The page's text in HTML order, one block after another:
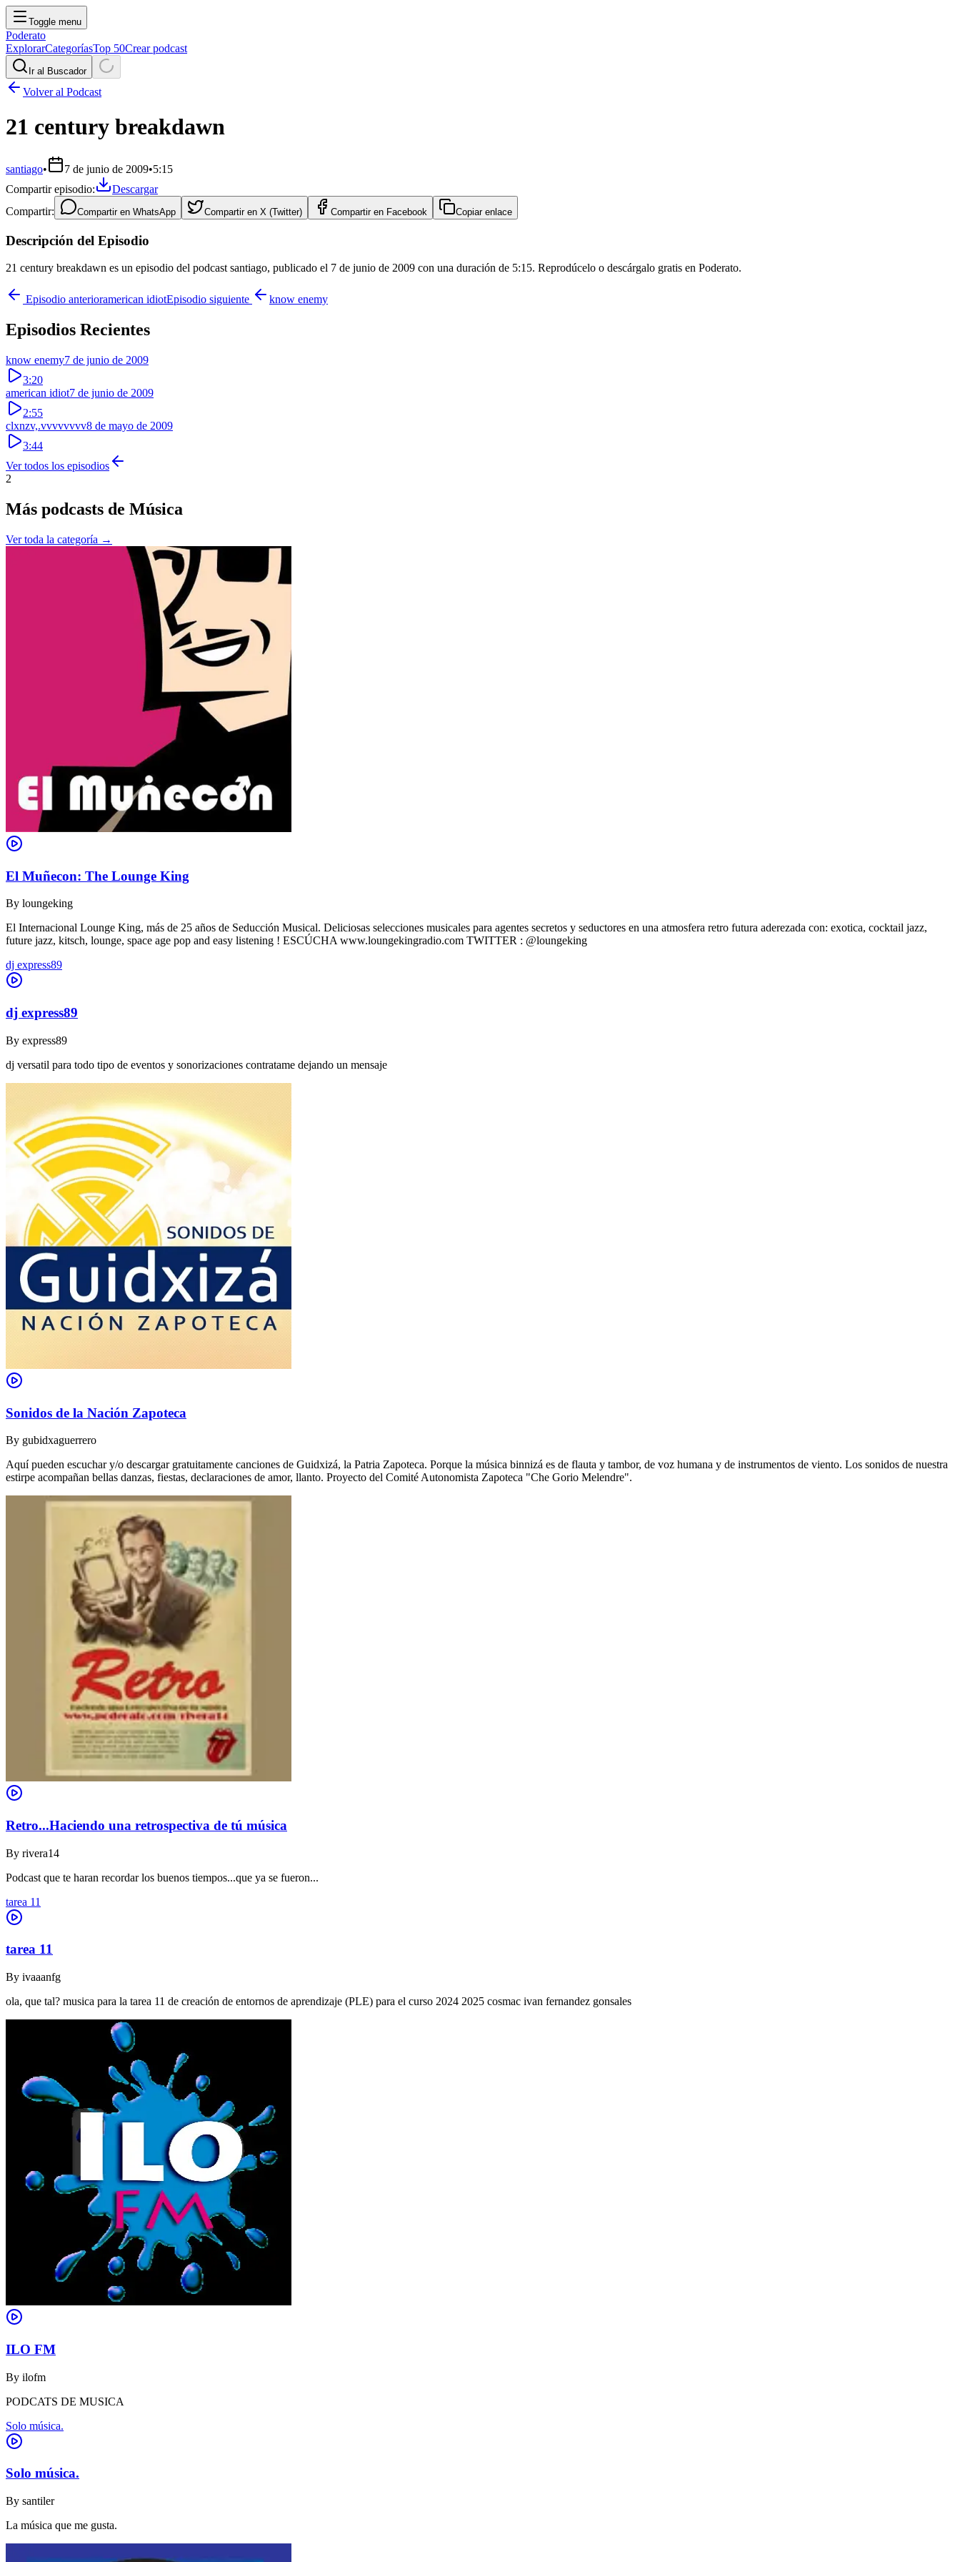
Toggle menu
Poderato
ExplorarCategoríasTop 50Crear podcast
Ir al Buscador
Volver al Podcast
21 century breakdawn
santiago• 7 de junio de 2009•5:15
Compartir episodio:
Descargar
Compartir:
Compartir en WhatsApp Compartir en X (Twitter) Compartir en Facebook Copiar enlace
Descripción del Episodio
21 century breakdawn es un episodio del podcast santiago, publicado el 7 de junio de 2009 con una duración de 5:15. Reprodúcelo o descárgalo gratis en Poderato.
Episodio anterioramerican idiotEpisodio siguiente know enemy
Episodios Recientes
know enemy7 de junio de 2009
3:20
american idiot7 de junio de 2009
2:55
clxnzv,.vvvvvvvv8 de mayo de 2009
3:44
Ver todos los episodios
2
Más podcasts de Música
Ver toda la categoría →
El Muñecon: The Lounge King
By loungeking
El Internacional Lounge King, más de 25 años de Seducción Musical. Deliciosas selecciones musicales para agentes secretos y seductores en una atmosfera retro futura aderezada con: exotica, cocktail jazz,
future jazz, kitsch, lounge, space age pop and easy listening ! ESCÚCHA www.loungekingradio.com TWITTER : @loungeking
dj express89
dj express89
By express89
dj versatil para todo tipo de eventos y sonorizaciones contratame dejando un mensaje
Sonidos de la Nación Zapoteca
By gubidxaguerrero
Aquí pueden escuchar y/o descargar gratuitamente canciones de Guidxizá, la Patria Zapoteca. Porque la música binnizá es de flauta y tambor, de voz humana y de instrumentos de viento. Los sonidos de nuestra
estirpe acompañan bellas danzas, fiestas, declaraciones de amor, llanto. Proyecto del Comité Autonomista Zapoteca "Che Gorio Melendre".
Retro...Haciendo una retrospectiva de tú música
By rivera14
Podcast que te haran recordar los buenos tiempos...que ya se fueron...
tarea 11
tarea 11
By ivaaanfg
ola, que tal? musica para la tarea 11 de creación de entornos de aprendizaje (PLE) para el curso 2024 2025 cosmac ivan fernandez gonsales
ILO FM
By ilofm
PODCATS DE MUSICA
Solo música.
Solo música.
By santiler
La música que me gusta.